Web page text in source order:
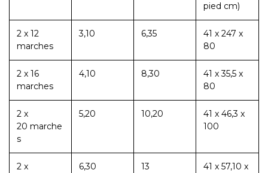
pied cm)
2 x 12
marches
3,10 6,35
41 x 247 x
80
2 x 16
marches
4,10 8,30
41 x 35,5 x
80
2 x
20 marche
s
5,20 10,20
41 x 46,3 x
100
2 x
6,30 13
41 x 57,10 x